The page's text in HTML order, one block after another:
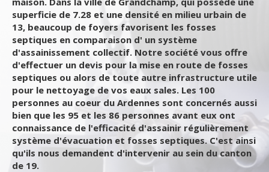
superficie de 7.28 et une densité en milieu urbain de
13, beaucoup de foyers favorisent les fosses
septiques en comparaison d' un système
d'assainissement collectif. Notre société vous offre
d'effectuer un devis pour la mise en route de fosses
septiques ou alors de toute autre infrastructure utile
pour le nettoyage de vos eaux sales. Les 100
personnes au coeur du Ardennes sont concernés aussi
bien que les 95 et les 86 personnes avant eux ont
connaissance de l'efficacité d'assainir régulièrement
système d'évacuation et fosses septiques. C'est ainsi
qu'ils nous demandent d'intervenir au sein du canton
de 19.